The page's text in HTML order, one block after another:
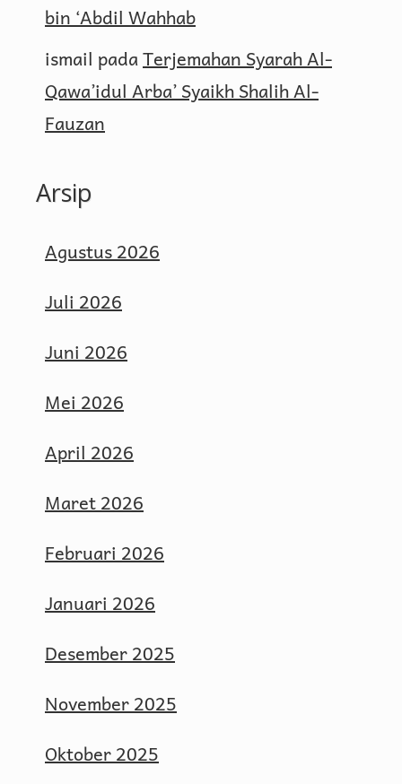
bin ‘Abdil Wahhab
ismail padaTerjemahan Syarah Al-
Qawa’idul Arba’ Syaikh Shalih Al-
Fauzan
Arsip
Agustus 2026
Juli 2026
Juni 2026
Mei 2026
April 2026
Maret 2026
Februari 2026
Januari 2026
Desember 2025
November 2025
Oktober 2025